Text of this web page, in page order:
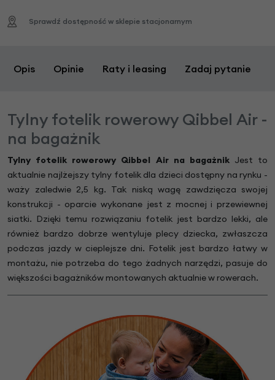
Sprawdź dostępność w sklepie stacjonarnym
Opis Opinie Raty i leasing Zadaj pytanie
Tylny fotelik rowerowy Qibbel Air -
na bagażnik
Tylny fotelik rowerowy Qibbel Air na bagażnik Jest to
aktualnie najlżejszy tylny fotelik dla dzieci dostępny na rynku -
waży zaledwie 2,5 kg. Tak niską wagę zawdzięcza swojej
konstrukcji - oparcie wykonane jest z mocnej i przewiewnej
siatki. Dzięki temu rozwiązaniu fotelik jest bardzo lekki, ale
również bardzo dobrze wentyluje plecy dziecka, zwłaszcza
podczas jazdy w cieplejsze dni. Fotelik jest bardzo łatwy w
montażu, nie potrzeba do tego żadnych narzędzi, pasuje do
większości bagażników montowanych aktualnie w rowerach.